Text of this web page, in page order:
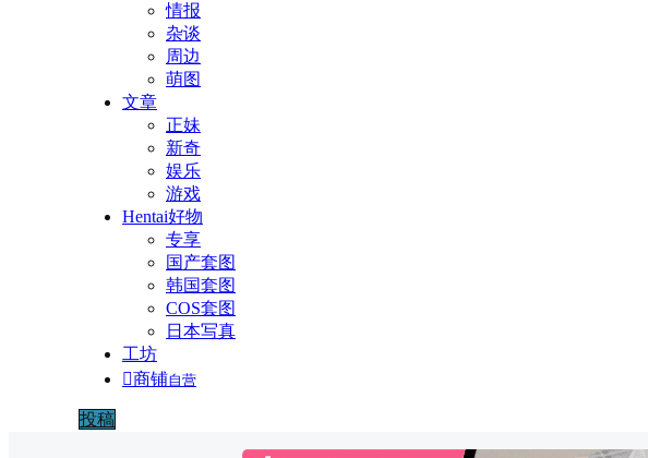
情报
杂谈
周边
萌图
文章
正妹
新奇
娱乐
游戏
Hentai好物
专享
国产套图
韩国套图
COS套图
日本写真
工坊
商铺自营
投稿